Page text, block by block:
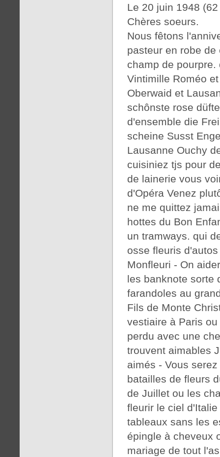
Le 20 juin 1948
Chères soeurs.
Nous fêtons
pasteur en robe
champ de
Vintimille Roméo
Oberwaid et
schônste rose
d'ensemble die
scheine Susst
Lausanne Ouchy
cuisiniez tjs pour
de lainerie vous
d'Opéra Venez
ne me quittez
hottes du Bon
un tramways. qui
osse fleuris
Monfleuri - On
les banknote sorte
farandoles au
Fils de Monte
vestiaire à Paris
perdu avec une
trouvent aimables
aimés - Vous
batailles de fleurs
de Juillet ou les
fleurir le ciel
tableaux sans les
épingle à cheveux
mariage de tout